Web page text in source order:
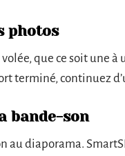
photos
que ce soit une
terminé, continuez
bande-son
au diaporama.